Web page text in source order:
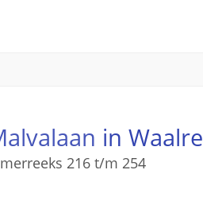
in Waalre
216 t/m 254